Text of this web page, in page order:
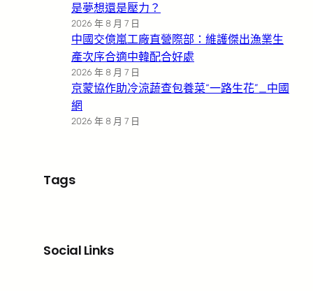
是夢想還是壓力？
2026 年 8 月 7 日
中國交億嵐工廠直營際部：維護傑出漁業生
產次序合適中韓配合好處
2026 年 8 月 7 日
京蒙協作助冷涼蔬查包養菜“一路生花”_中國
網
2026 年 8 月 7 日
Tags
Social Links